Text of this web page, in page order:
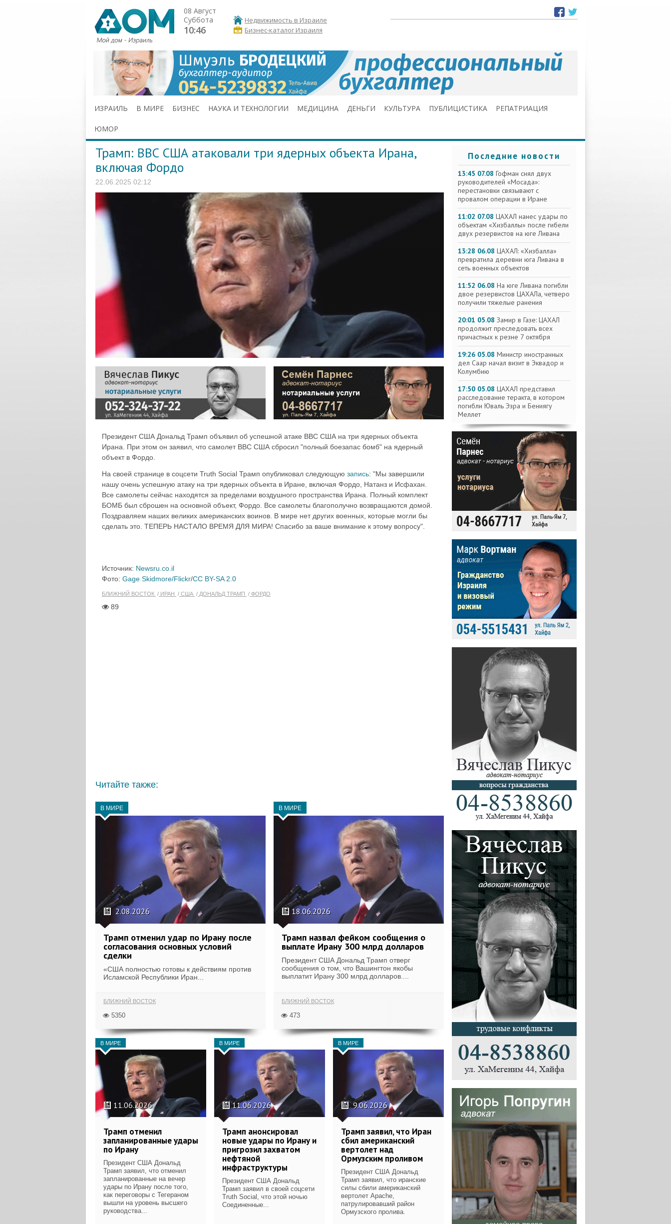
08 Август
Суббота
10:46
Недвижимость в Израиле
Бизнес-каталог Израиля
ИЗРАИЛЬ В МИРЕ БИЗНЕС НАУКА И ТЕХНОЛОГИИ МЕДИЦИНА ДЕНЬГИ КУЛЬТУРА ПУБЛИЦИСТИКА РЕПАТРИАЦИЯ
ЮМОР
Трамп: ВВС США атаковали три ядерных объекта Ирана,
включая Фордо
22.06.2025 02:12
Президент США Дональд Трамп объявил об успешной атаке ВВС США на три ядерных объекта
Ирана. При этом он заявил, что самолет ВВС США сбросил "полный боезапас бомб" на ядерный
объект в Фордо.
На своей странице в соцсети Truth Social Трамп опубликовал следующую запись: "Мы завершили
нашу очень успешную атаку на три ядерных объекта в Иране, включая Фордо, Натанз и Исфахан.
Все самолеты сейчас находятся за пределами воздушного пространства Ирана. Полный комплект
БОМБ был сброшен на основной объект, Фордо. Все самолеты благополучно возвращаются домой.
Поздравляем наших великих американских воинов. В мире нет других военных, которые могли бы
сделать это. ТЕПЕРЬ НАСТАЛО ВРЕМЯ ДЛЯ МИРА! Спасибо за ваше внимание к этому вопросу".
Источник: Newsru.co.il
Фото: Gage Skidmore/Flickr/CC BY-SA 2.0
БЛИЖНИЙ ВОСТОК ИРАН США ДОНАЛЬД ТРАМП ФОРДО
89
Читайте также:
В МИРЕ
2.08.2026
Трамп отменил удар по Ирану после
согласования основных условий
сделки
«США полностью готовы к действиям против
Исламской Республики Иран...
БЛИЖНИЙ ВОСТОК
5350
В МИРЕ
18.06.2026
Трамп назвал фейком сообщения о
выплате Ирану 300 млрд долларов
Президент США Дональд Трамп отверг
сообщения о том, что Вашингтон якобы
выплатит Ирану 300 млрд долларов....
БЛИЖНИЙ ВОСТОК
473
В МИРЕ
11.06.2026
Трамп отменил
запланированные удары
по Ирану
Президент США Дональд
Трамп заявил, что отменил
запланированные на вечер
удары по Ирану после того,
как переговоры с Тегераном
вышли на уровень высшего
руководства...
В МИРЕ
11.06.2026
Трамп анонсировал
новые удары по Ирану и
пригрозил захватом
нефтяной
инфраструктуры
Президент США Дональд
Трамп заявил в своей соцсети
Truth Social, что этой ночью
Соединенные...
В МИРЕ
9.06.2026
Трамп заявил, что Иран
сбил американский
вертолет над
Ормузским проливом
Президент США Дональд
Трамп заявил, что иранские
силы сбили американский
вертолет Apache,
патрулировавший район
Ормузского пролива.
Последние новости
13:45 07.08 Гофман снял двух
руководителей «Мосада»:
перестановки связывают с
провалом операции в Иране
11:02 07.08 ЦАХАЛ нанес удары по
объектам «Хизбаллы» после гибели
двух резервистов на юге Ливана
13:28 06.08 ЦАХАЛ: «Хизбалла»
превратила деревни юга Ливана в
сеть военных объектов
11:52 06.08 На юге Ливана погибли
двое резервистов ЦАХАЛа, четверо
получили тяжелые ранения
20:01 05.08 Замир в Газе: ЦАХАЛ
продолжит преследовать всех
причастных к резне 7 октября
19:26 05.08 Министр иностранных
дел Саар начал визит в Эквадор и
Колумбию
17:50 05.08 ЦАХАЛ представил
расследование теракта, в котором
погибли Юваль Эзра и Бениягу
Меллет